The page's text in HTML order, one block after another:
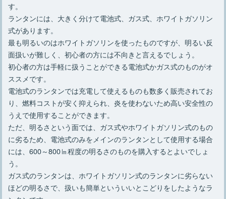
す。
ランタンには、大きく分けて電池式、ガス式、ホワイトガソリン
式があります。
最も明るいのはホワイトガソリンを使ったものですが、明るい反
面扱いが難しく、初心者の方には不向きと言えるでしょう。
初心者の方は手軽に扱うことができる電池式かガス式のものがオ
ススメです。
電池式のランタンでは充電して使えるものも数多く販売されてお
り、燃料コストが安く抑えられ、炎を使わないため高い安全性の
うえで使用することができます。
ただ、明るさという面では、ガス式やホワイトガソリン式のもの
に劣るため、電池式のみをメインのランタンとして使用する場合
には、600～800㏐程度の明るさのものを購入するとよいでしょ
う。
ガス式のランタンは、ホワイトガソリン式のランタンに劣らない
ほどの明るさで、扱いも簡単といういいとこどりをしたようなラ